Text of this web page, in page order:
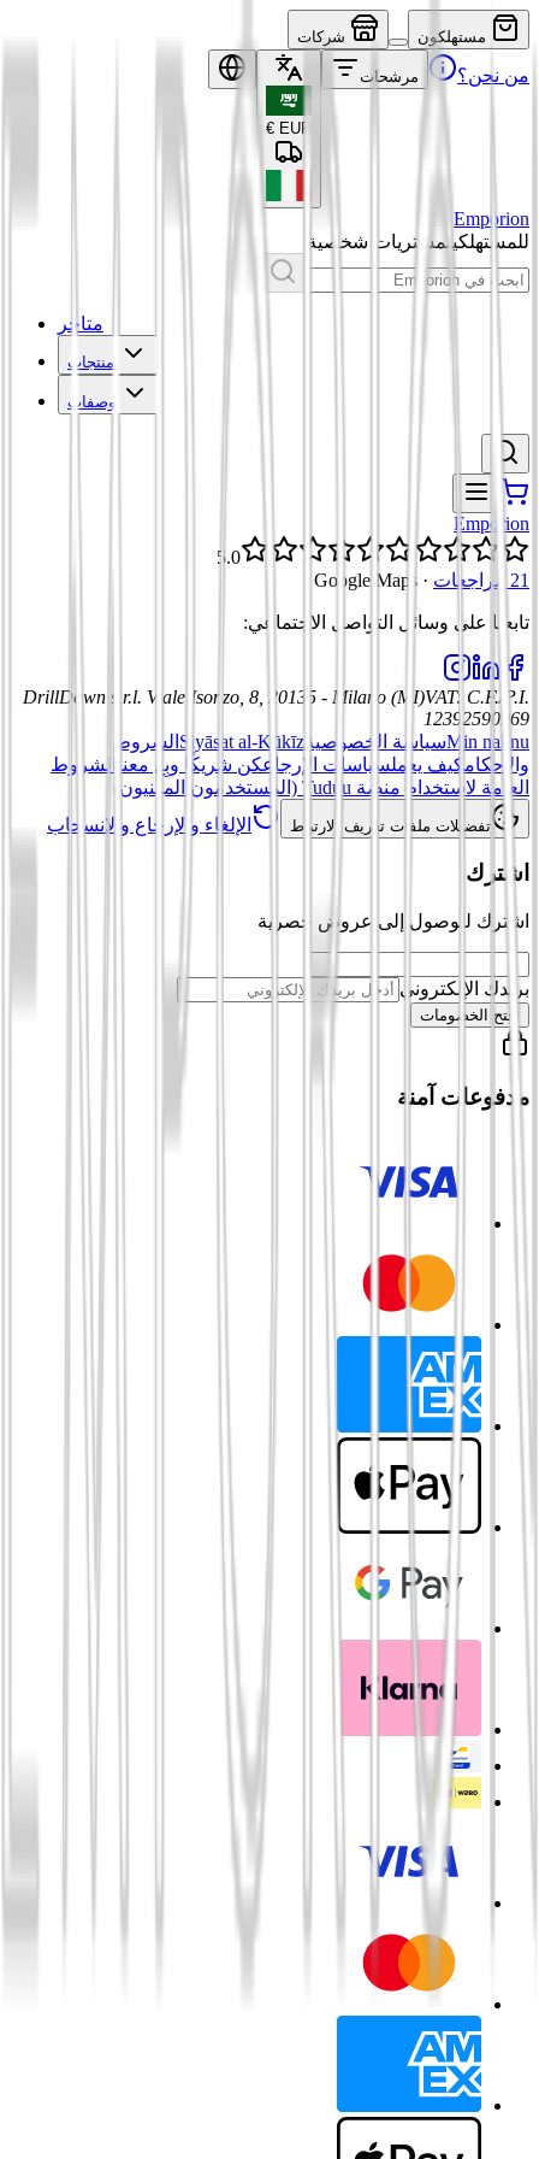
مستهلكون شركات
من نحن؟ مرشحات
EUR
€
Emporion
للمستهلكينمشتريات شخصية
متاجر
منتجات
وصفات
Emporion
5.0
21 مراجعات
·
Google Maps
تابعنا على وسائل التواصل الاجتماعي:
DrillDown s.r.l. Viale Isonzo, 8, 20135 - Milano (MI)VAT: C.F./P.I.
12392590969
Min nahnuسياسة الخصوصية Siyāsat al-Kūkīz الشروط
والأحكامكيف يعملسياسات الإرجاعكن شريكًا وبِع معنا
الشروط
العامة لاستخدام منصة Tuduu (المستخدمون المهنيون)
تفضيلات ملفات تعريف الارتباط الإلغاء والإرجاع والانسحاب
اشترك
اشترك للوصول إلى عروض حصرية
بريدك الإلكتروني
افتح الخصومات
مدفوعات آمنة